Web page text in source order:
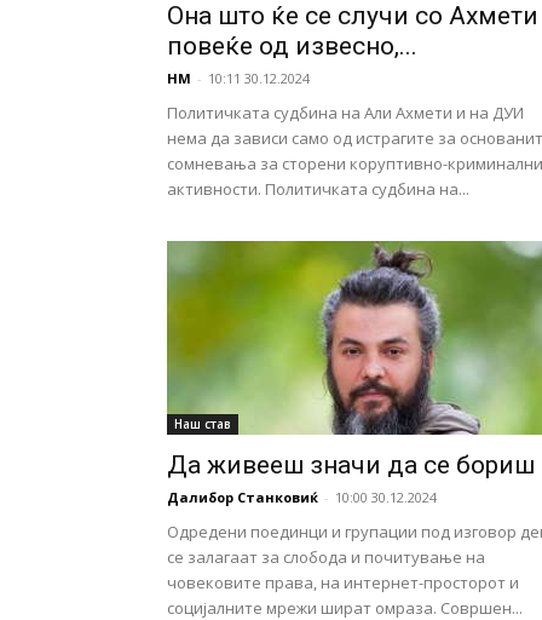
Она што ќе се случи со Ахмети
повеќе од извесно,...
НМ - 10:11 30.12.2024
Политичката судбина на Али Ахмети и на ДУИ
нема да зависи само од истрагите за
сомневања за сторени коруптивно-криминални
активности. Политичката судбина на...
Наш став
Да живееш значи да се бориш
Далибор Станковиќ - 10:00 30.12.2024
Одредени поединци и групации под изговор
се залагаат за слобода и почитување на
човековите права, на интернет-просторот и
социјалните мрежи шират омраза. Совршен...